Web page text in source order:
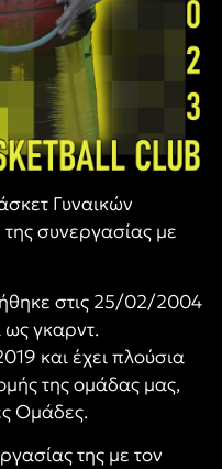
Γυναικών
συνεργασίας με
στις 25/02/2004
ως γκαρντ.
και έχει πλούσια
της ομάδας μας,
Ομάδες.
της με τον